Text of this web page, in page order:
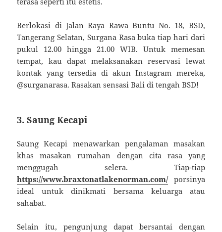
Berlokasi di Jalan Raya Rawa Buntu No. 18, BSD,
Tangerang Selatan, Surgana Rasa buka tiap hari dari
pukul 12.00 hingga 21.00 WIB. Untuk memesan
tempat, kau dapat melaksanakan reservasi lewat
kontak yang tersedia di akun Instagram mereka,
@surganarasa. Rasakan sensasi Bali di tengah BSD!
3. Saung Kecapi
Saung Kecapi menawarkan pengalaman masakan
khas masakan rumahan dengan cita rasa yang
menggugah selera. Tiap-tiap
https://www.braxtonatlakenorman.com/porsinya
ideal untuk dinikmati bersama keluarga atau
sahabat.
Selain itu, pengunjung dapat bersantai dengan